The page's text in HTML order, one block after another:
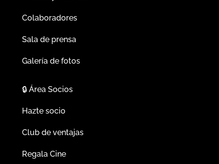
Colaboradores
Sala de prensa
Galería de fotos
🔒Área Socios
Hazte socio
Club de ventajas
Regala Cine